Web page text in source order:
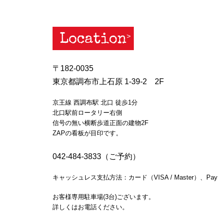
Location
〒182-0035
東京都調布市上石原 1-39-2 2F
京王線 西調布駅 北口 徒歩1分
北口駅前ロータリー右側
信号の無い横断歩道正面の建物2F
ZAPの看板が目印です。
042-484-3833（ご予約）
キャッシュレス支払方法：カード（VISA / Master）、
お客様専用駐車場(3台)ございます。
詳しくはお電話ください。